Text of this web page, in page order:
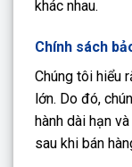
khác nhau.
Chính sách
Chúng tôi hiểu
lớn. Do đó,
hành dài hạn
sau khi bán